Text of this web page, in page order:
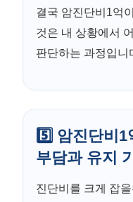
결국 암진단비1억
것은 내 상황에서
판단하는 과정입니
5️⃣ 암진단비
부담과 유지
진단비를 크게 잡